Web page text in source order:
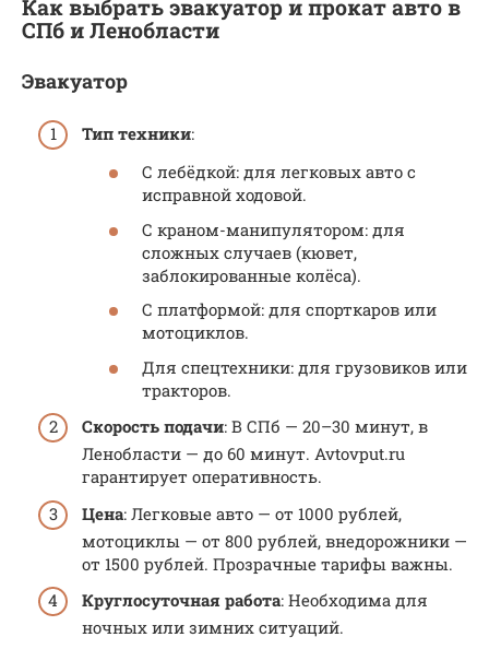
Как выбрать эвакуатор и прокат авто в
СПб и Ленобласти
Эвакуатор
Тип техники:
С лебёдкой: для легковых авто с
исправной ходовой.
С краном-манипулятором: для
сложных случаев (кювет,
заблокированные колёса).
С платформой: для спорткаров или
мотоциклов.
Для спецтехники: для грузовиков или
тракторов.
Скорость подачи: В СПб — 20–30 минут, в
Ленобласти — до 60 минут. Avtovput.ru
гарантирует оперативность.
Цена: Легковые авто — от 1000 рублей,
мотоциклы — от 800 рублей, внедорожники —
от 1500 рублей. Прозрачные тарифы важны.
Круглосуточная работа: Необходима для
ночных или зимних ситуаций.